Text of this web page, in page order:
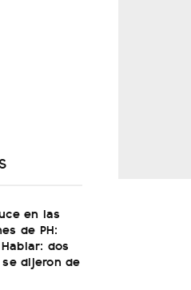
en las
de PH:
dos
dijeron de